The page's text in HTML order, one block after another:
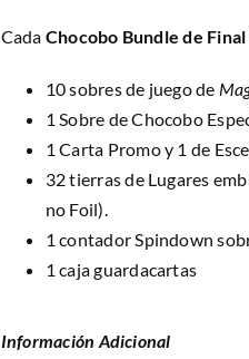
Cada Chocobo Bundle de
10 sobres de juego de
1 Sobre de Chocobo
1 Carta Promo y 1 de
32 tierras de Lugares
no Foil).
1 contador Spindown
1 caja guardacartas
Información Adicional